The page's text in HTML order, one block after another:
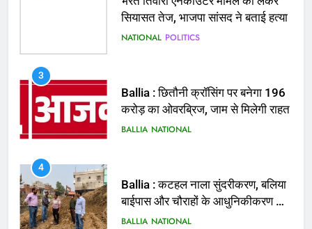
करोड़ का ओवरब्रिज, जाम से मिलेगी राहत
BALLIA NATIONAL
4
Ballia : कटहल नाला सुंदरीकरण, बलिया
बाईपास और चौराहों के आधुनिकीकरण की
तैयारी तेज
BALLIA NATIONAL
5
Ballia : मरम्मत व नवीनीकरण के लिये
पीडब्ल्यूडी के दोनों खंडों को मिलेगा 26
करोड़
BALLIA NATIONAL